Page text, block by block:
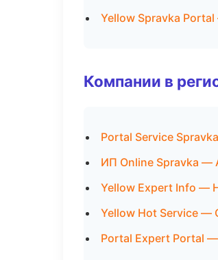
Yellow Spravka
Компании в
Portal Service
ИП Online Spravka —
Yellow Expert Info —
Yellow Hot Service —
Portal Expert Portal